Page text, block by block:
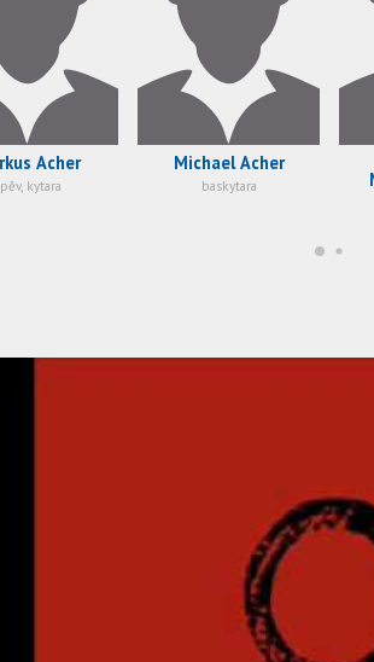
Acher
kytara
Michael Acher
baskytara